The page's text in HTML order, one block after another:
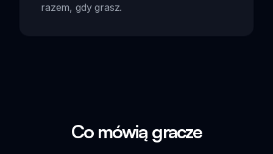
razem, gdy grasz.
Co mówią gracze